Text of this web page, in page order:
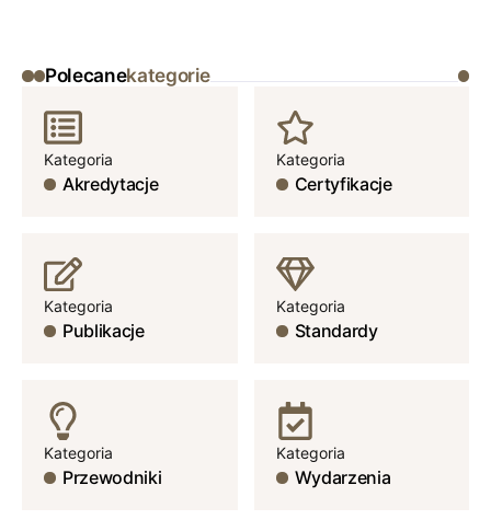
Polecanekategorie
Kategoria
Akredytacje
Kategoria
Certyfikacje
Kategoria
Publikacje
Kategoria
Standardy
Kategoria
Przewodniki
Kategoria
Wydarzenia